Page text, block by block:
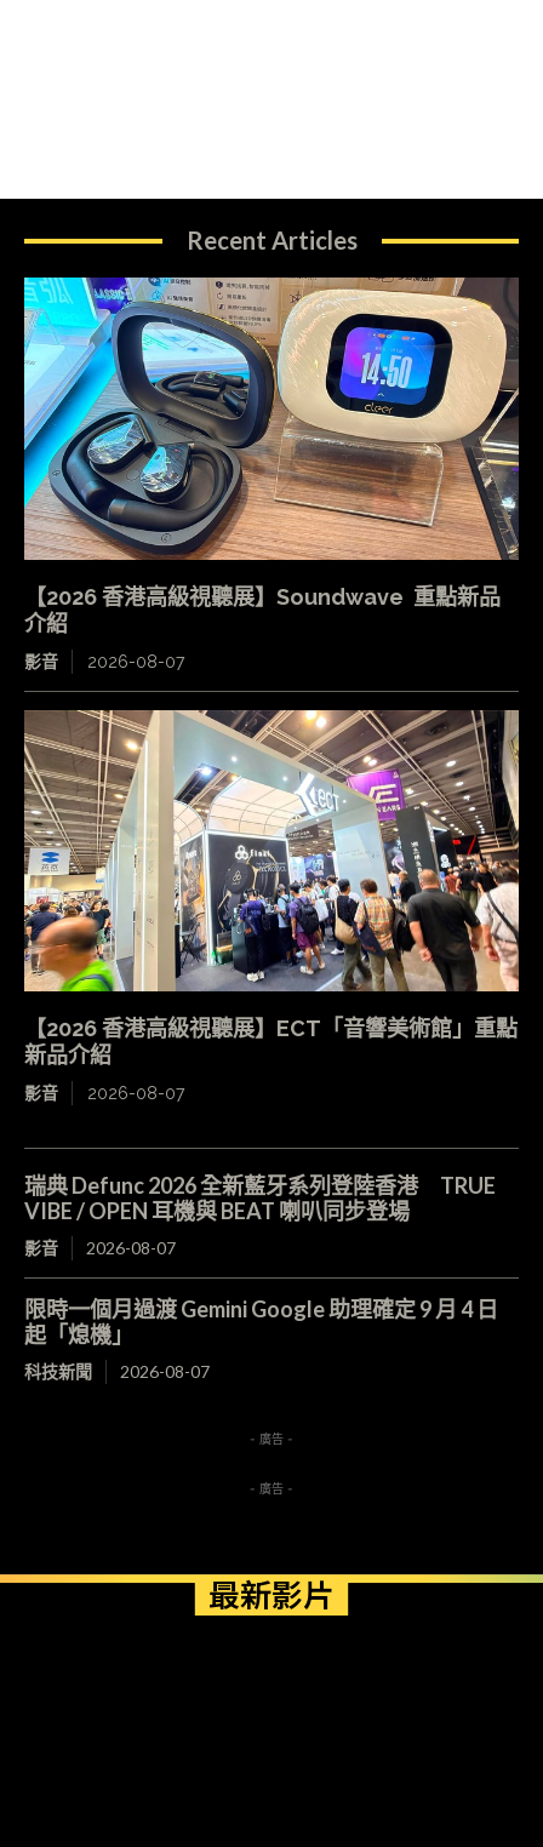
Recent Articles
【2026 香港高級視聽展】Soundwave 重點新品
介紹
影音 2026-08-07
【2026 香港高級視聽展】ECT「音響美術館」重點
新品介紹
影音 2026-08-07
瑞典 Defunc 2026 全新藍牙系列登陸香港 TRUE
VIBE / OPEN 耳機與 BEAT 喇叭同步登場
影音 2026-08-07
限時一個月過渡 Gemini Google 助理確定 9 月 4 日
起「熄機」
科技新聞 2026-08-07
- 廣告 -
- 廣告 -
最新影片